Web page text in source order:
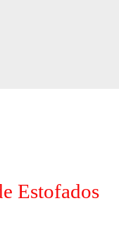
Estofados